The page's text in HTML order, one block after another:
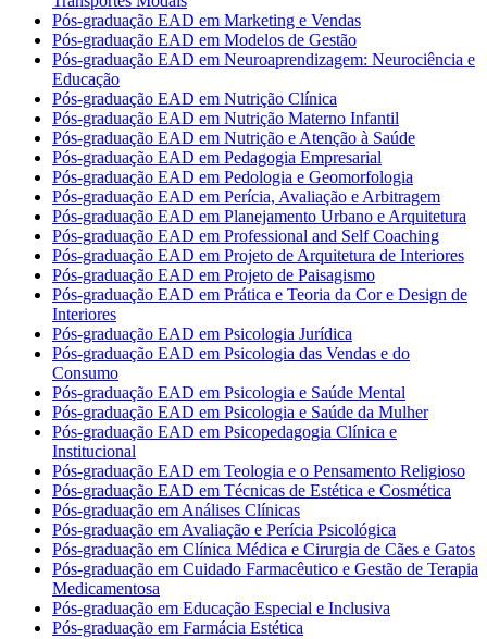
Pós-graduação EAD em Marketing e Vendas
Pós-graduação EAD em Modelos de Gestão
Pós-graduação EAD em Neuroaprendizagem: Neurociência e
Educação
Pós-graduação EAD em Nutrição Clínica
Pós-graduação EAD em Nutrição Materno Infantil
Pós-graduação EAD em Nutrição e Atenção à Saúde
Pós-graduação EAD em Pedagogia Empresarial
Pós-graduação EAD em Pedologia e Geomorfologia
Pós-graduação EAD em Perícia, Avaliação e Arbitragem
Pós-graduação EAD em Planejamento Urbano e Arquitetura
Pós-graduação EAD em Professional and Self Coaching
Pós-graduação EAD em Projeto de Arquitetura de Interiores
Pós-graduação EAD em Projeto de Paisagismo
Pós-graduação EAD em Prática e Teoria da Cor e Design de
Interiores
Pós-graduação EAD em Psicologia Jurídica
Pós-graduação EAD em Psicologia das Vendas e do
Consumo
Pós-graduação EAD em Psicologia e Saúde Mental
Pós-graduação EAD em Psicologia e Saúde da Mulher
Pós-graduação EAD em Psicopedagogia Clínica e
Institucional
Pós-graduação EAD em Teologia e o Pensamento Religioso
Pós-graduação EAD em Técnicas de Estética e Cosmética
Pós-graduação em Análises Clínicas
Pós-graduação em Avaliação e Perícia Psicológica
Pós-graduação em Clínica Médica e Cirurgia de Cães e Gatos
Pós-graduação em Cuidado Farmacêutico e Gestão de Terapia
Medicamentosa
Pós-graduação em Educação Especial e Inclusiva
Pós-graduação em Farmácia Estética